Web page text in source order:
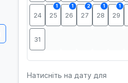
24 25
1
26
1
27
2
28
1
29
1
31
Натисніть на дату для